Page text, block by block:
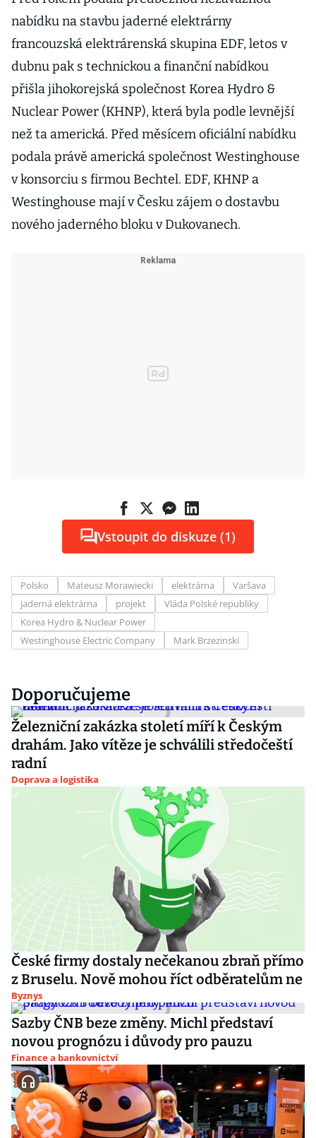
nabídku na stavbu jaderné elektrárny
francouzská elektrárenská skupina EDF, letos v
dubnu pak s technickou a finanční nabídkou
přišla jihokorejská společnost Korea Hydro &
Nuclear Power (KHNP), která byla podle levnější
než ta americká. Před měsícem oficiální nabídku
podala právě americká společnost Westinghouse
v konsorciu s firmou Bechtel. EDF, KHNP a
Westinghouse mají v Česku zájem o dostavbu
nového jaderného bloku v Dukovanech.
Vstoupit do diskuze (1)
Polsko Mateusz Morawiecki elektrárna
Varšava
jaderná elektrárna
projekt
Vláda Polské republiky
Korea Hydro & Nuclear Power
Westinghouse Electric Company
Mark Brzezinski
Doporučujeme
Železniční zakázka století míří k Českým
drahám. Jako vítěze je schválili středočeští
radní
Doprava a logistika
České firmy dostaly nečekanou zbraň přímo
z Bruselu. Nově mohou říct odběratelům ne
Byznys
Sazby ČNB beze změny. Michl představí
novou prognózu i důvody pro pauzu
Finance a bankovnictví